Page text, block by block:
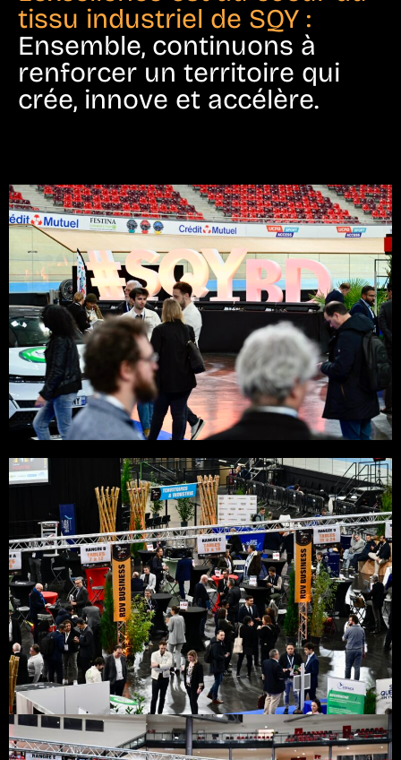
tissu industriel de SQY :
Ensemble, continuons à
renforcer un territoire qui
crée, innove et accélère.